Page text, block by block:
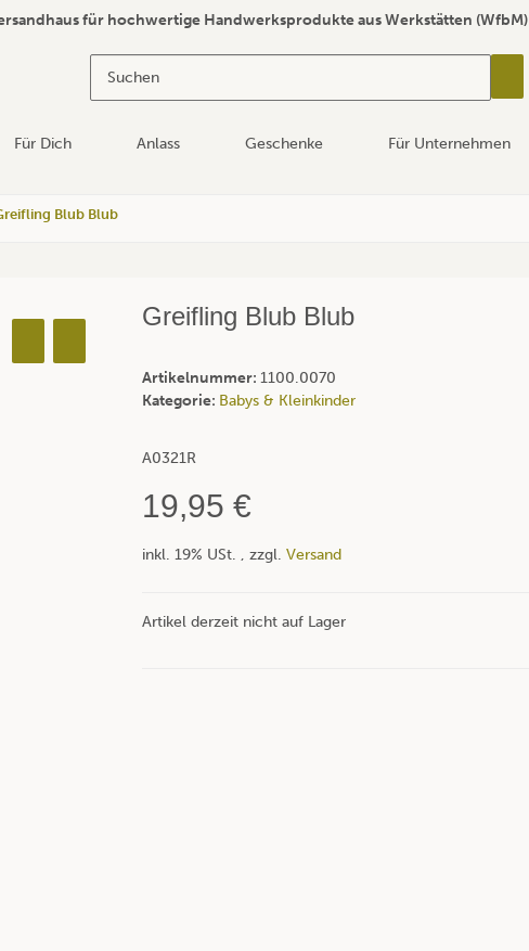
für hochwertige Handwerksprodukte aus Werkstätten (WfbM)
Für Dich Anlass Geschenke Für Unternehmen
Blub Blub
Greifling Blub Blub
Artikelnummer: 1100.0070
Kategorie: Babys & Kleinkinder
A0321R
19,95 €
inkl. 19% USt. , zzgl. Versand
Artikel derzeit nicht auf Lager